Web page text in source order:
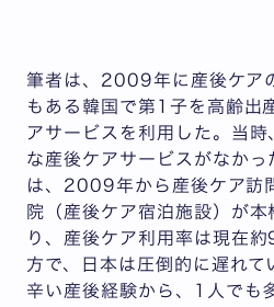
筆者は、2009年に産後ケア
もある韓国で第1子を高齢出
アサービスを利用した。当時
な産後ケアサービスがなか
は、2009年から産後ケア訪
院（産後ケア宿泊施設）が
り、産後ケア利用率は現在
方で、日本は圧倒的に遅れて
辛い産後経験から、1人でも